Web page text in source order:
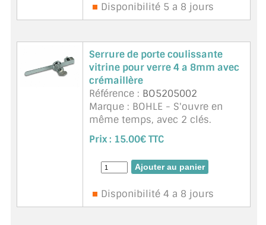
NOUS TROUVER - BUC 78
NOUS CONTACTER
Disponibilité 5 a 8 jours
Serrure de porte coulissante
vitrine pour verre 4 a 8mm avec
crémaillère
Référence : BO5205002
Marque : BOHLE - S'ouvre en
même temps, avec 2 clés.
Montage facile grâce à la vis
moletée . Recouvrement réglable
individuellement par crémaillère.
Serrure pour ...suite
Prix : 15.00€ TTC
Disponibilité 4 a 8 jours